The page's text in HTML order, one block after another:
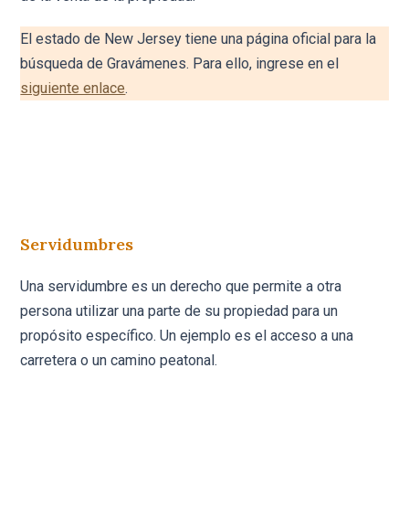
El estado de New Jersey tiene una página oficial para la
búsqueda de Gravámenes. Para ello, ingrese en el
siguiente enlace.
Servidumbres
Una servidumbre es un derecho que permite a otra
persona utilizar una parte de su propiedad para un
propósito específico. Un ejemplo es el acceso a una
carretera o un camino peatonal.